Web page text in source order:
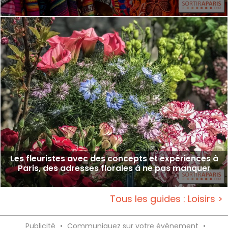
Les fleuristes avec des concepts et expériences à
Paris, des adresses florales à ne pas manquer
Tous les guides : Loisirs >
Publicité • Communiquez sur votre événement •